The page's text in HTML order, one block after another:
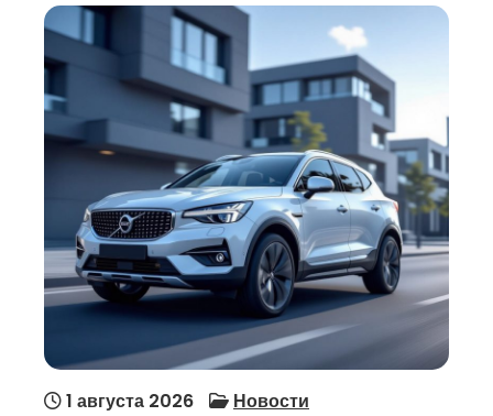
1 августа 2026 Новости